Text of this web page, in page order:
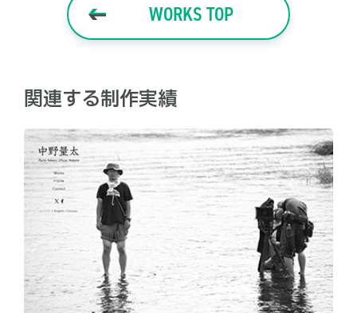
WORKS TOP
関連する制作実績